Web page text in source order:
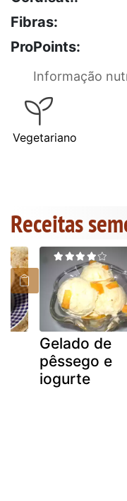
Fibras:
ProPoints:
Informação
Vegetariano
Receitas
Gelado de
pêssego e
iogurte